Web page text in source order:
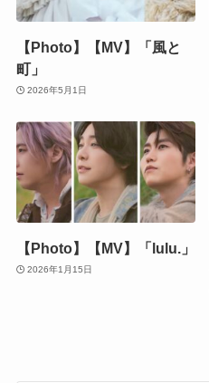
【Photo】【MV】「風と
町」
2026年5月1日
【Photo】【MV】「lulu.」
2026年1月15日